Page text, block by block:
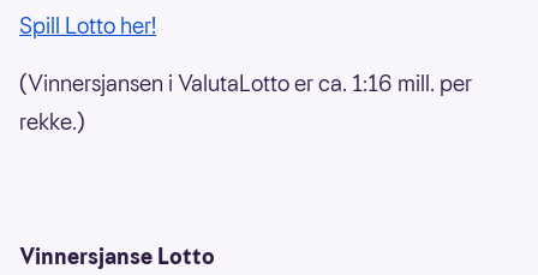
Spill Lotto her!
(Vinnersjansen i ValutaLotto er ca. 1:16 mill. per
rekke.)
Vinnersjanse Lotto